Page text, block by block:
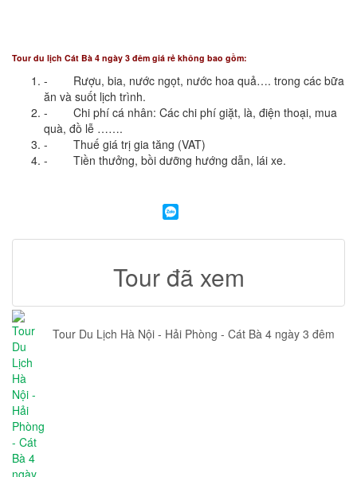
Tour du lịch Cát Bà 4 ngày 3 đêm giá rẻ không bao gồm:
- Rượu, bia, nước ngọt, nước hoa quả…. trong các bữa
ăn và suốt lịch trình.
- Chi phí cá nhân: Các chi phí giặt, là, điện thoại, mua
quà, đồ lễ …….
- Thuế giá trị gia tăng (VAT)
- Tiền thưởng, bồi dưỡng hướng dẫn, lái xe.
Tour đã xem
Tour Du Lịch Hà Nội - Hải Phòng - Cát Bà 4 ngày 3 đêm